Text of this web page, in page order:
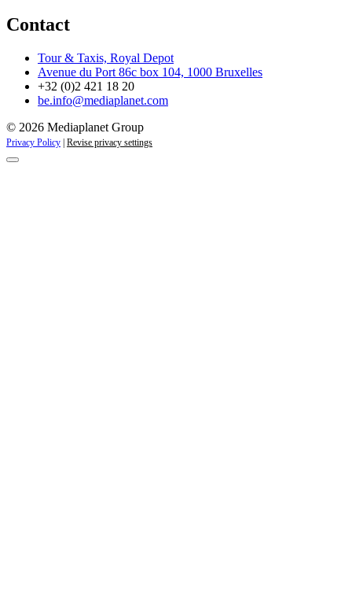
Contact
Tour & Taxis, Royal Depot
Avenue du Port 86c box 104, 1000 Bruxelles
+32 (0)2 421 18 20
be.info@mediaplanet.com
© 2026 Mediaplanet Group
Privacy Policy Revise privacy settings